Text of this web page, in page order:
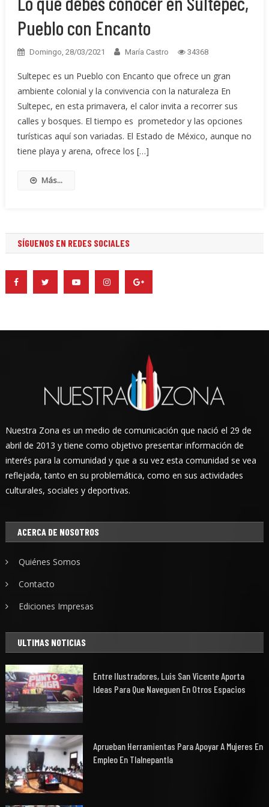
Pueblo con Encanto
Domingo, 28/03/2021 María Castro 34368
Sultepec es un Pueblo con Encanto que ofrece un gran
ambiente colonial y la convivencia con la naturaleza En
Sultepec, en esta primavera, el calor invita a recorrer sus
calles y bosques. El tiempo es prometedor y las opciones
turísticas aquí son variadas. El Estado de México, aunque no
tiene playa y arena, ofrece los […]
Más...
SÍGUENOS EN REDES SOCIALES
Nuestra Zona es un medio de comunicación que nació el 29 de
abril de 2013 y tiene como objetivo presentar información de
interés para la comunidad y que a su vez esta comunidad se vea
reflejada, tanto en su problemática, como en sus actividades
culturales, sociales y deportivas.
ACERCA DE NOSOTROS
Quiénes Somos
Contacto
Ediciones Impresas
ULTIMAS NOTICIAS
Entre Ilustradores, Luis San Vicente Aporta
Ideas Para Que Naveguen En Otros Espacios
Aprueban Herramientas Para Apoyar A Mujeres En
Empleo En Tlalnepantla